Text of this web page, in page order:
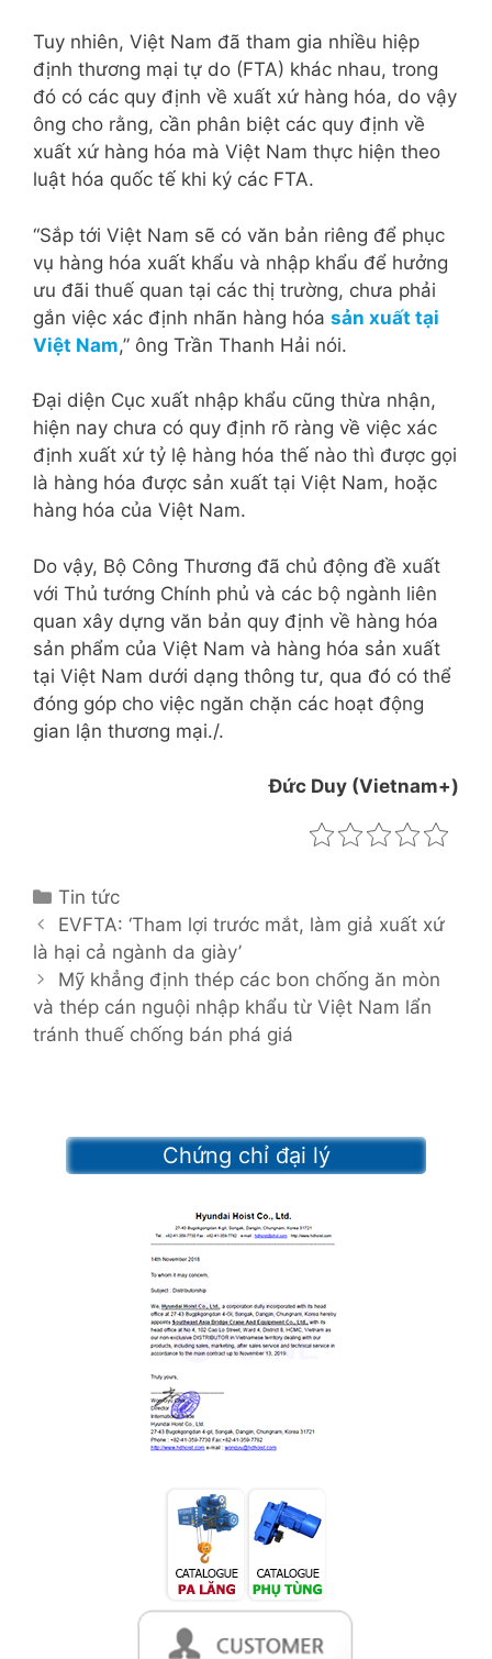
Tuy nhiên, Việt Nam đã tham gia nhiều hiệp
định thương mại tự do (FTA) khác nhau, trong
đó có các quy định về xuất xứ hàng hóa, do vậy
ông cho rằng, cần phân biệt các quy định về
xuất xứ hàng hóa mà Việt Nam thực hiện theo
luật hóa quốc tế khi ký các FTA.
“Sắp tới Việt Nam sẽ có văn bản riêng để phục
vụ hàng hóa xuất khẩu và nhập khẩu để hưởng
ưu đãi thuế quan tại các thị trường, chưa phải
gắn việc xác định nhãn hàng hóa sản xuất tại
Việt Nam,” ông Trần Thanh Hải nói.
Đại diện Cục xuất nhập khẩu cũng thừa nhận,
hiện nay chưa có quy định rõ ràng về việc xác
định xuất xứ tỷ lệ hàng hóa thế nào thì được gọi
là hàng hóa được sản xuất tại Việt Nam, hoặc
hàng hóa của Việt Nam.
Do vậy, Bộ Công Thương đã chủ động đề xuất
với Thủ tướng Chính phủ và các bộ ngành liên
quan xây dựng văn bản quy định về hàng hóa
sản phẩm của Việt Nam và hàng hóa sản xuất
tại Việt Nam dưới dạng thông tư, qua đó có thể
đóng góp cho việc ngăn chặn các hoạt động
gian lận thương mại./.
Đức Duy (Vietnam+)
C
a
t
e
g
o
s
Tin tức
P
o
s
t
n
EVFTA: ‘Tham lợi trước mắt, làm giả xuất xứ
là hại cả ngành da giày’
Mỹ khẳng định thép các bon chống ăn mòn
và thép cán nguội nhập khẩu từ Việt Nam lẩn
tránh thuế chống bán phá giá
Chứng chỉ đại lý